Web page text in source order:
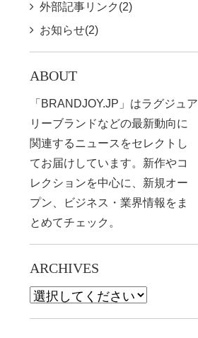
外部記事リンク(2)
お知らせ(2)
ABOUT
「BRANDJOY.JP」はラグジュア
リーブランドなどの最新動向に
関連するニュースをセレクトし
てお届けしています。新作やコ
レクションを中心に、新規オー
プン、ビジネス・業界情報をま
とめてチェック。
ARCHIVES